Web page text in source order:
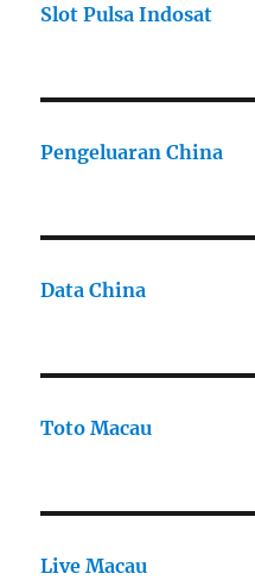
Slot Pulsa Indosat
Pengeluaran China
Data China
Toto Macau
Live Macau